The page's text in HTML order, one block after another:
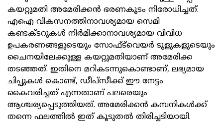
കയറ്റുമതി അമേരിക്കൻ ഭരണകൂടം നിരോധിച്ചത്.
എഐ വികസനത്തിനാവശ്യമായ സെമി
കണ്ടക്ടറുകൾ നിർമിക്കാനാവശ്യമായ വിവിധ
ഉപകരണങ്ങളുടെയും സോഫ്ട്‍വെയർ ടൂളുകളുടെയും
ചൈനയിലേക്കുള്ള കയറ്റുമതിയാണ് അമേരിക്ക
തടഞ്ഞത്. ഇതിനെ മറികടന്നുകൊണ്ടാണ്, ലഭ്യമായ
ചിപ്പുകൾ കൊണ്ട്, ഡീപ്‌സീക്ക് ഈ നേട്ടം
കൈവരിച്ചത് എന്നതാണ് പലരെയും
ആശ്ചര്യപ്പെടുത്തിയത്. അമേരിക്കൻ കമ്പനികൾക്ക്
തന്നെ ഫലത്തിൽ ഇത് കൂടുതൽ തിരിച്ചടിയായി.